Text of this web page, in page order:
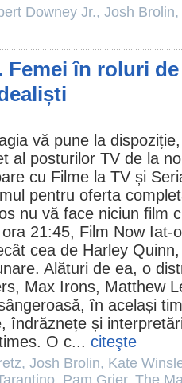
Downey Jr., Josh Brolin,
Femei în roluri
vă pune la
al posturilor TV de la
cu Filme la TV și
pentru oferta
nu vă face niciun film
21:45, Film Now Iat-
cea de Harley
Alături de ea, o
, Max Irons, Matthew
în același
îndrăznețe și
O c... citeşte
, Josh Brolin, Kate
, Pam Grier, The